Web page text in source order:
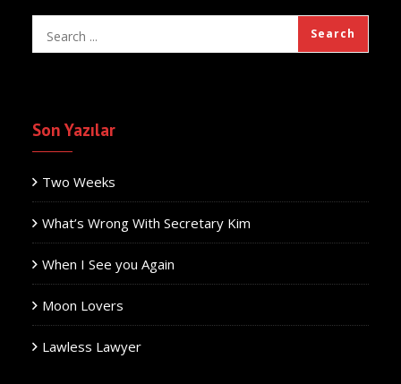
Son Yazılar
Two Weeks
What’s Wrong With Secretary Kim
When I See you Again
Moon Lovers
Lawless Lawyer